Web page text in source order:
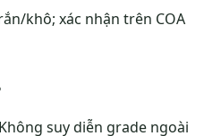
khô; xác nhận trên COA
suy diễn grade ngoài